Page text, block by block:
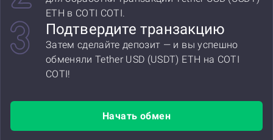
ETH в COTI COTI.
Подтвердите транзакцию
Затем сделайте депозит — и вы успешно
обменяли Tether USD (USDT) ETH на COTI
COTI!
Начать обмен